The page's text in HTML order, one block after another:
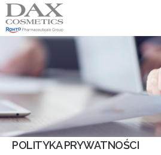
POLITYKA PRYWATNOŚCI